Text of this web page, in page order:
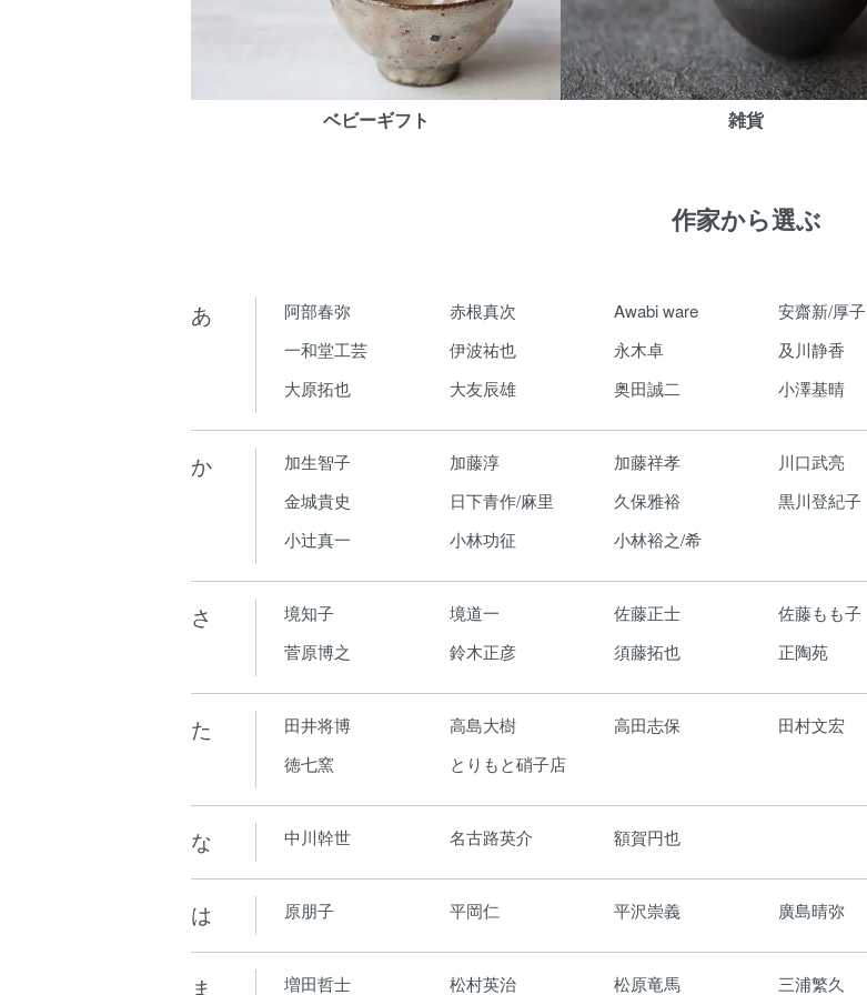
ベビーギフト 雑貨
作家から選ぶ
あ 阿部春弥 赤根真次 Awabi ware 安齋新/厚子
一和堂工芸
伊波祐也 永木卓 及川静香
大原拓也
大友辰雄 奥田誠二 小澤基晴
か 加生智子 加藤淳 加藤祥孝 川口武亮
金城貴史
日下青作/麻里 久保雅裕 黒川登紀子
小辻真一
小林功征 小林裕之/希
さ 境知子 境道一 佐藤正士 佐藤もも子
菅原博之
鈴木正彦 須藤拓也 正陶苑
た 田井将博 高島大樹 高田志保 田村文宏
徳七窯
とりもと硝子店
な 中川幹世 名古路英介 額賀円也
は 原朋子 平岡仁 平沢崇義 廣島晴弥
ま 増田哲士 松村英治 松原竜馬 三浦繁久